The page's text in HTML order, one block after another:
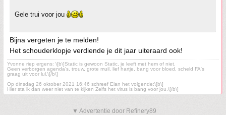
Gele trui voor jou
Bijna vergeten je te melden!
Het schouderklopje verdiende je dit jaar uiteraard ook!
Yvonne riep ergens: \[b\]Static is gewoon Static, je leeft met hem of niet.
Geen verborgen agenda's, trouw, grote muil, lief hartje, bang voor bloed, scheld FA's
graag uit voor lul.\[/b\]
Op dinsdag 26 oktober 2021 16:46 schreef Elan het volgende:\[b\]
Hier sta ik dan weer niet van te kijken Zelfs het virus is bang voor jou.\[/b\]
▼ Advertentie door Refinery89